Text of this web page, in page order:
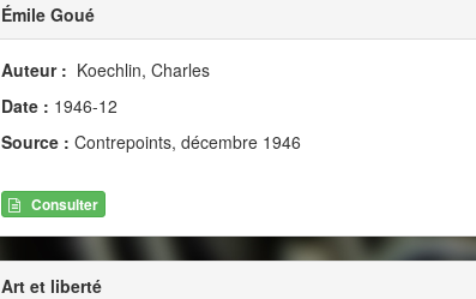
Émile Goué
Auteur : Koechlin, Charles
Date : 1946-12
Source : Contrepoints, décembre 1946
Consulter
Art et liberté